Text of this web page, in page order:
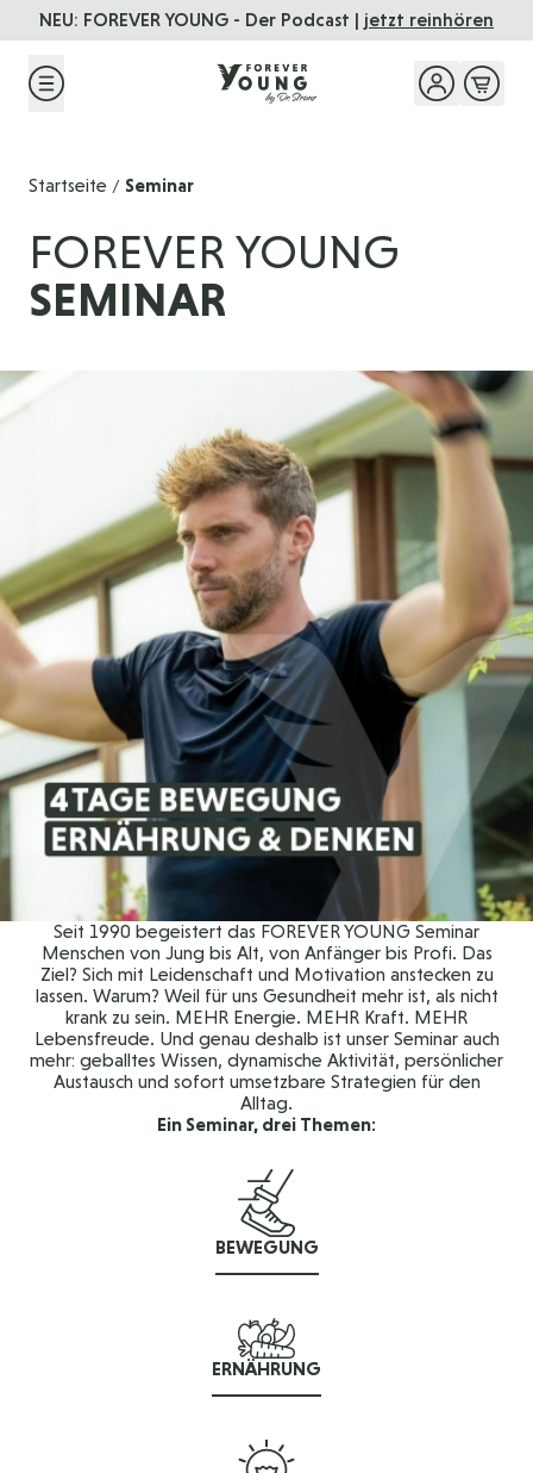
Direkt zum Inhalt
NEU: FOREVER YOUNG - Der Podcast | jetzt reinhören
Startseite / Seminar
FOREVER YOUNG
SEMINAR
Seit 1990 begeistert das FOREVER YOUNG Seminar
Menschen von Jung bis Alt, von Anfänger bis Profi. Das
Ziel? Sich mit Leidenschaft und Motivation anstecken zu
lassen. Warum? Weil für uns Gesundheit mehr ist, als nicht
krank zu sein. MEHR Energie. MEHR Kraft. MEHR
Lebensfreude. Und genau deshalb ist unser Seminar auch
mehr: geballtes Wissen, dynamische Aktivität, persönlicher
Austausch und sofort umsetzbare Strategien für den
Alltag.
Ein Seminar, drei Themen:
BEWEGUNG
ERNÄHRUNG